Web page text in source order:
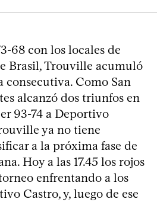
68 con los locales de
Brasil, Trouville acumuló
consecutiva. Como San
alcanzó dos triunfos en
93-74 a Deportivo
ya no tiene
a la próxima fase de
Hoy a las 17.45 los rojos
enfrentando a los
Castro, y, luego de ese